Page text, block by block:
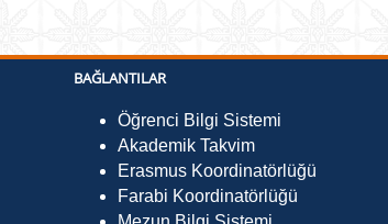
BAĞLANTILAR
Öğrenci Bilgi Sistemi
Akademik Takvim
Erasmus Koordinatörlüğü
Farabi Koordinatörlüğü